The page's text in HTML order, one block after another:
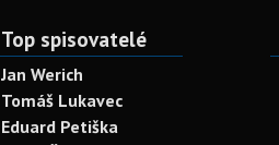
Top spisovatelé
Jan Werich
Tomáš Lukavec
Eduard Petiška